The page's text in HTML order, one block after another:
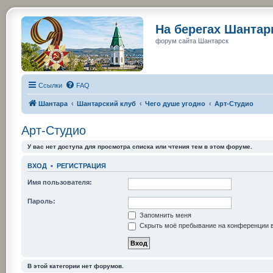
На берегах
форум сайта Шантарск
Ссылки FAQ
Шантара Шантарский клуб Чего душе угодно Арт-Студио
Арт-Студио
У вас нет доступа для просмотра списка или чтения тем в этом форуме.
ВХОД • РЕГИСТРАЦИЯ
Имя пользователя:
Пароль:
Запомнить меня
Скрыть моё пребывание на конференции
В этой категории нет форумов.